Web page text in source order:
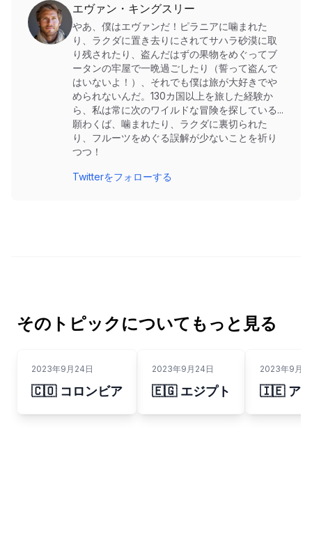
エヴァン・キングスリー
やあ、僕はエヴァンだ！ピラニアに噛まれた
り、ラクダに置き去りにされてサハラ砂漠に取
り残されたり、盗んだはずの果物をめぐってブ
ータンの牢屋で一晩過ごしたり（誓って盗んで
はいないよ！）、それでも僕は旅が大好きでや
められないんだ。130カ国以上を旅した経験か
ら、私は常に次のワイルドな冒険を探している...
願わくば、噛まれたり、ラクダに裏切られた
り、フルーツをめぐる誤解が少ないことを祈り
つつ！
Twitterをフォローする
そのトピックについてもっと見る
2023年9月24日
🇨🇴 コロンビア
2023年9月24日
🇪🇬 エジプト
2023年9月
🇮🇪 アイ